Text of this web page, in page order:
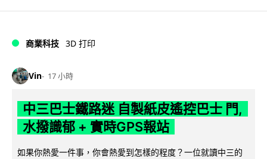
商業科技 3D 打印
Vin 17 小時
中三巴士鐵路迷 自製紙皮遙控巴士 門,
水撥識郁 + 實時GPS報站
如果你熱愛一件事，你會熱愛到怎樣的程度？一位就讀中三的